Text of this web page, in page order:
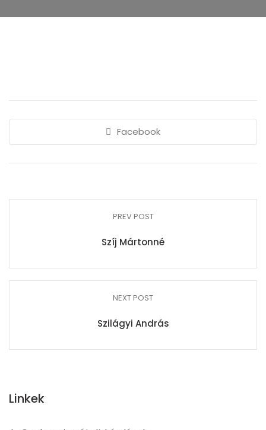
Facebook
PREV POST
Szíj Mártonné
NEXT POST
Szilágyi András
Linkek